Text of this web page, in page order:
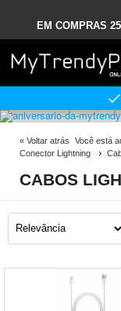
EM COMPRAS
« Voltar atrás Você está
Conector Lightning
CABOS